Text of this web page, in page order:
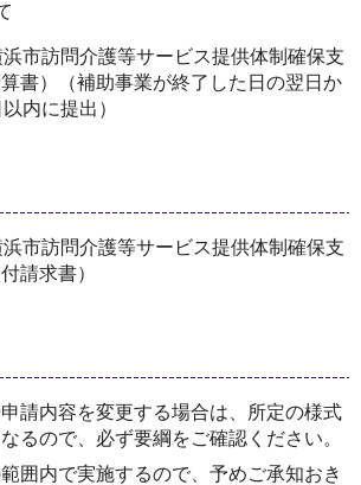
市訪問介護等サービス提供体制確保⽀
書）（補助事業が終了した日の翌日か
内に提出）
市訪問介護等サービス提供体制確保⽀
請求書）
請内容を変更する場合は、所定の様式
るので、必ず要綱をご確認ください。
囲内で実施するので、予めご承知おき